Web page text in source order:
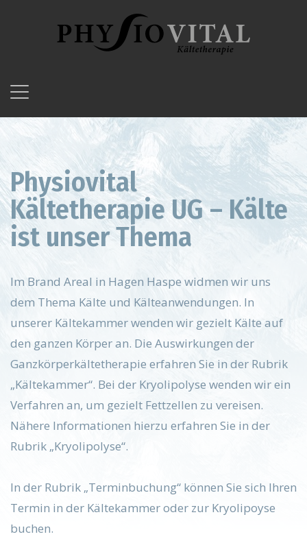
Physiovital
Kältetherapie UG – Kälte
ist unser Thema
Im Brand Areal in Hagen Haspe widmen wir uns
dem Thema Kälte und Kälteanwendungen. In
unserer Kältekammer wenden wir gezielt Kälte auf
den ganzen Körper an. Die Auswirkungen der
Ganzkörperkältetherapie erfahren Sie in der Rubrik
„Kältekammer“. Bei der Kryolipolyse wenden wir ein
Verfahren an, um gezielt Fettzellen zu vereisen.
Nähere Informationen hierzu erfahren Sie in der
Rubrik „Kryolipolyse“.
In der Rubrik „Terminbuchung“ können Sie sich Ihren
Termin in der Kältekammer oder zur Kryolipoyse
buchen.